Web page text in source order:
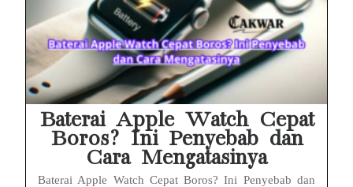
Baterai Apple Watch Cepat
Boros? Ini Penyebab dan
Cara Mengatasinya
Baterai Apple Watch Cepat Boros? Ini Penyebab dan